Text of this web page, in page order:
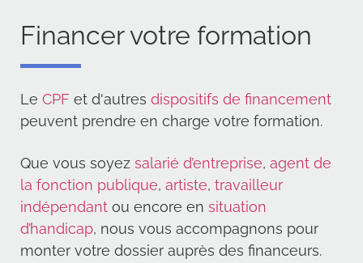
Financer votre formation
Le CPF et d'autres dispositifs de financement
peuvent prendre en charge votre formation.
Que vous soyez salarié d’entreprise, agent de
la fonction publique, artiste, travailleur
indépendant ou encore en situation
d’handicap, nous vous accompagnons pour
monter votre dossier auprès des financeurs.